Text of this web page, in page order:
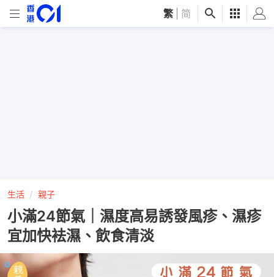
繁 简
生活 親子
小滿24節氣｜濕度高易誘發風疹、濕疹
宜加快袪濕、飲食清淡